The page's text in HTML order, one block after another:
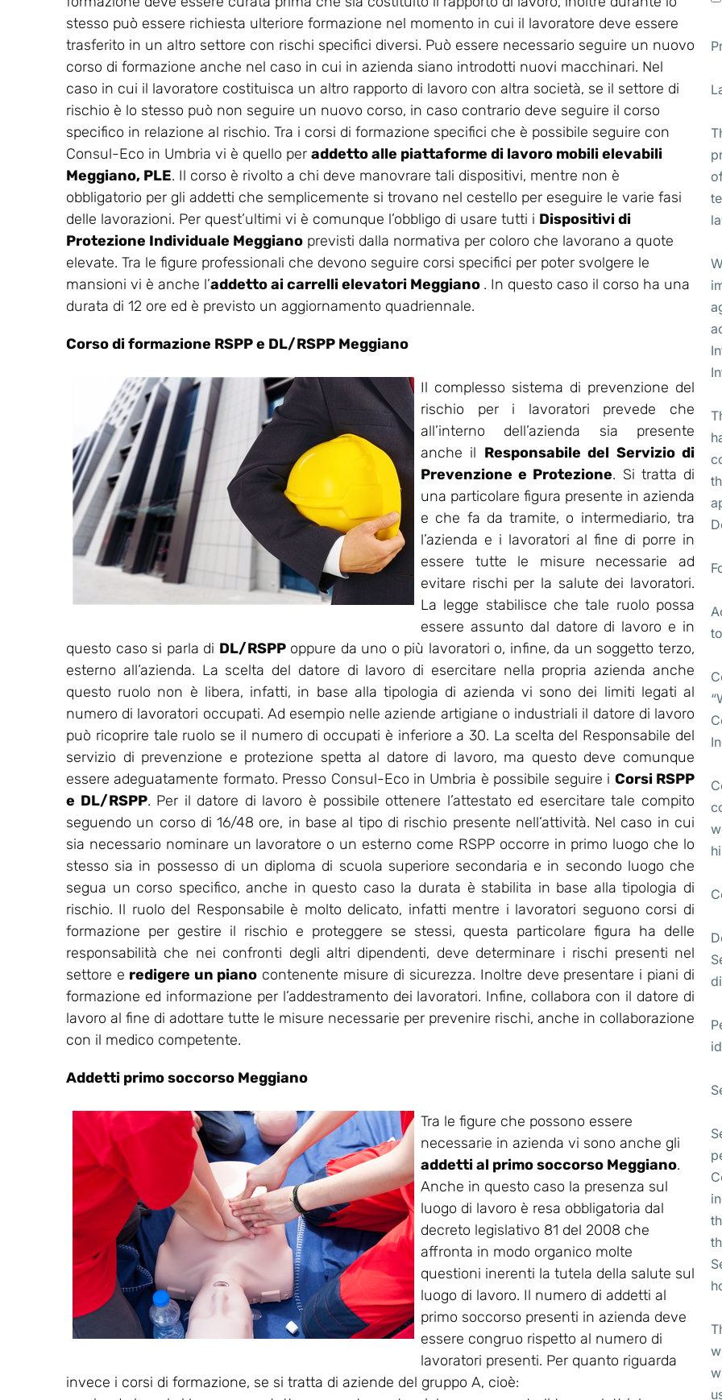
stesso può essere richiesta ulteriore formazione nel momento in cui il lavoratore deve essere
trasferito in un altro settore con rischi specifici diversi. Può essere necessario seguire un nuovo
corso di formazione anche nel caso in cui in azienda siano introdotti nuovi macchinari. Nel
caso in cui il lavoratore costituisca un altro rapporto di lavoro con altra società, se il settore di
rischio è lo stesso può non seguire un nuovo corso, in caso contrario deve seguire il corso
specifico in relazione al rischio. Tra i corsi di formazione specifici che è possibile seguire con
Consul-Eco in Umbria vi è quello per addetto alle piattaforme di lavoro mobili elevabili
Meggiano, PLE. Il corso è rivolto a chi deve manovrare tali dispositivi, mentre non è
obbligatorio per gli addetti che semplicemente si trovano nel cestello per eseguire le varie fasi
delle lavorazioni. Per quest’ultimi vi è comunque l’obbligo di usare tutti i Dispositivi di
Protezione Individuale Meggiano previsti dalla normativa per coloro che lavorano a quote
elevate. Tra le figure professionali che devono seguire corsi specifici per poter svolgere le
mansioni vi è anche l’addetto ai carrelli elevatori Meggiano . In questo caso il corso ha una
durata di 12 ore ed è previsto un aggiornamento quadriennale.
Corso di formazione RSPP e DL/RSPP Meggiano
Il complesso sistema di prevenzione del
rischio per i lavoratori prevede che
all’interno dell’azienda sia presente
anche il Responsabile del Servizio di
Prevenzione e Protezione. Si tratta di
una particolare figura presente in azienda
e che fa da tramite, o intermediario, tra
l’azienda e i lavoratori al fine di porre in
essere tutte le misure necessarie ad
evitare rischi per la salute dei lavoratori.
La legge stabilisce che tale ruolo possa
essere assunto dal datore di lavoro e in
questo caso si parla di DL/RSPPoppure da uno o più lavoratori o, infine, da un soggetto terzo,
esterno all’azienda. La scelta del datore di lavoro di esercitare nella propria azienda anche
questo ruolo non è libera, infatti, in base alla tipologia di azienda vi sono dei limiti legati al
numero di lavoratori occupati. Ad esempio nelle aziende artigiane o industriali il datore di lavoro
può ricoprire tale ruolo se il numero di occupati è inferiore a 30. La scelta del Responsabile del
servizio di prevenzione e protezione spetta al datore di lavoro, ma questo deve comunque
essere adeguatamente formato. Presso Consul-Eco in Umbria è possibile seguire i Corsi RSPP
e DL/RSPP. Per il datore di lavoro è possibile ottenere l’attestato ed esercitare tale compito
seguendo un corso di 16/48 ore, in base al tipo di rischio presente nell’attività. Nel caso in cui
sia necessario nominare un lavoratore o un esterno come RSPP occorre in primo luogo che lo
stesso sia in possesso di un diploma di scuola superiore secondaria e in secondo luogo che
segua un corso specifico, anche in questo caso la durata è stabilita in base alla tipologia di
rischio. Il ruolo del Responsabile è molto delicato, infatti mentre i lavoratori seguono corsi di
formazione per gestire il rischio e proteggere se stessi, questa particolare figura ha delle
responsabilità che nei confronti degli altri dipendenti, deve determinare i rischi presenti nel
settore e redigere un piano contenente misure di sicurezza. Inoltre deve presentare i piani di
formazione ed informazione per l’addestramento dei lavoratori. Infine, collabora con il datore di
lavoro al fine di adottare tutte le misure necessarie per prevenire rischi, anche in collaborazione
con il medico competente.
Addetti primo soccorso Meggiano
Tra le figure che possono essere
necessarie in azienda vi sono anche gli
addetti al primo soccorso Meggiano.
Anche in questo caso la presenza sul
luogo di lavoro è resa obbligatoria dal
decreto legislativo 81 del 2008 che
affronta in modo organico molte
questioni inerenti la tutela della salute sul
luogo di lavoro. Il numero di addetti al
primo soccorso presenti in azienda deve
essere congruo rispetto al numero di
lavoratori presenti. Per quanto riguarda
invece i corsi di formazione, se si tratta di aziende del gruppo A, cioè: